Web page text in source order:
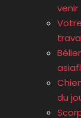
venir
du